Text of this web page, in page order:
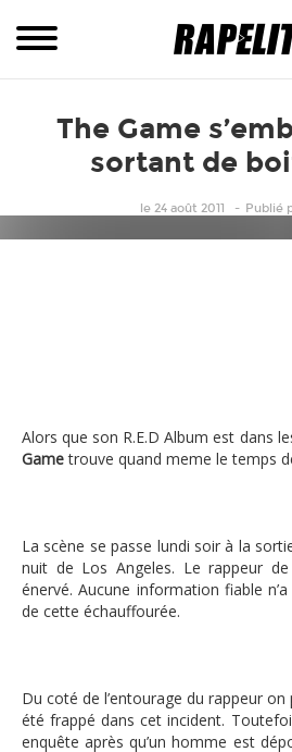
The Game
sortant de
le 24 août 2011 Publié
Alors que son R.E.D Album est dans
Gametrouve quand meme le temps
La scène se passe lundi soir à la
nuit de Los Angeles. Le rappeur
énervé. Aucune information fiable
de cette échauffourée.
Du coté de l’entourage du rappeur on
été frappé dans cet incident.
enquête après qu’un homme est